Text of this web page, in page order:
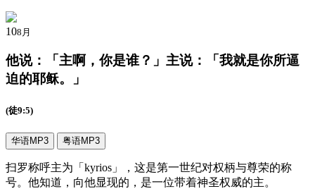
108月
他说：「 主啊，你是谁？ 」主说：「我就是你所逼
迫的耶稣。」
(徒9:5)
华语MP3 粤语MP3
扫罗称呼主为「kyrios」，这是第一世纪对权柄与尊荣的称
号。他知道，向他显现的，是一位带着神圣权威的主。